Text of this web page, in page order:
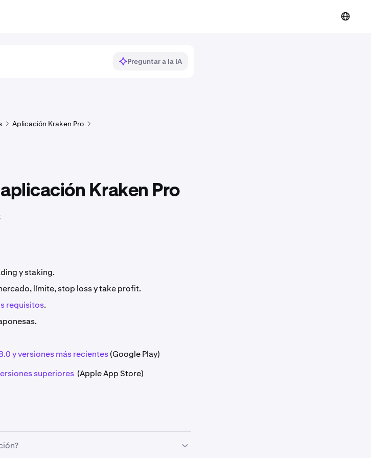
Preguntar a la IA
Aplicación Kraken Pro
Kraken Pro
y staking.
límite, stop loss y take profit.
requisitos.
y versiones más recientes(Google Play)
superiores (Apple App Store)